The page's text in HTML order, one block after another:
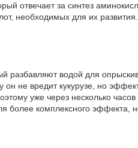
отвечает за синтез
необходимых для их
разбавляют водой для
не вредит кукурузе, но
уже через несколько
комплексного эффекта,